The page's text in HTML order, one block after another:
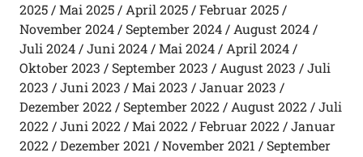
2025
Mai 2025 April 2025
Februar 2025
November 2024
September 2024
August 2024
Juli 2024
Juni 2024 Mai 2024
April 2024
Oktober 2023
September 2023 August 2023
Juli
2023
Juni 2023 Mai 2023
Januar 2023
Dezember 2022
September 2022 August 2022
Juli
2022
Juni 2022 Mai 2022 Februar 2022
Januar
2022
Dezember 2021 November 2021
September